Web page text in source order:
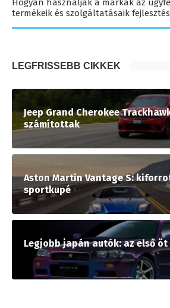
termékeik és szolgáltatásaik
LEGFRISSEBB CIKKEK
Jeep Grand Cherokee
számítottak
Aston Martin Vantage S:
sportkupé
Legjobb japán autók: az első